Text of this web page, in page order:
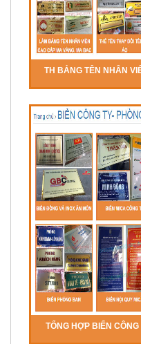
TH BẢNG TÊN NHÂN
TỔNG HỢP BIỂN